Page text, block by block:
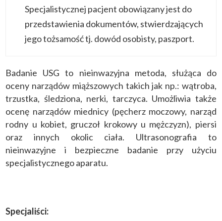
Specjalistycznej pacjent obowiązany jest do
przedstawienia dokumentów, stwierdzających
jego tożsamość tj. dowód osobisty, paszport.
Badanie USG to nieinwazyjna metoda, służąca do
oceny narządów miąższowych takich jak np.: wątroba,
trzustka, śledziona, nerki, tarczyca. Umożliwia także
ocenę narządów miednicy (pęcherz moczowy, narząd
rodny u kobiet, gruczoł krokowy u mężczyzn), piersi
oraz innych okolic ciała. Ultrasonografia to
nieinwazyjne i bezpieczne badanie przy użyciu
specjalistycznego aparatu.
Specjaliści: